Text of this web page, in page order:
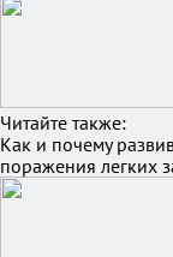
Читайте также:
Как и почему
поражения легких